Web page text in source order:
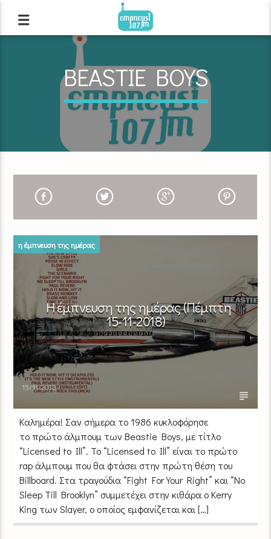
BEASTIE BOYS
η έμπνευση της ημέρας
Η έμπνευση της ημέρας (Πέμπτη
15-11-2018)
15/11/2018
Καλημέρα! Σαν σήμερα το 1986 κυκλοφόρησε
το πρώτο άλμπουμ των Beastie Boys, με τίτλο
“Licensed to Ill”. Το “Licensed to Ill” είναι το πρώτο
rap άλμπουμ που θα φτάσει στην πρώτη θέση του
Billboard. Στα τραγούδια “Fight For Your Right” και “No
Sleep Till Brooklyn” συμμετέχει στην κιθάρα ο Kerry
King των Slayer, ο οποίος εμφανίζεται και […]